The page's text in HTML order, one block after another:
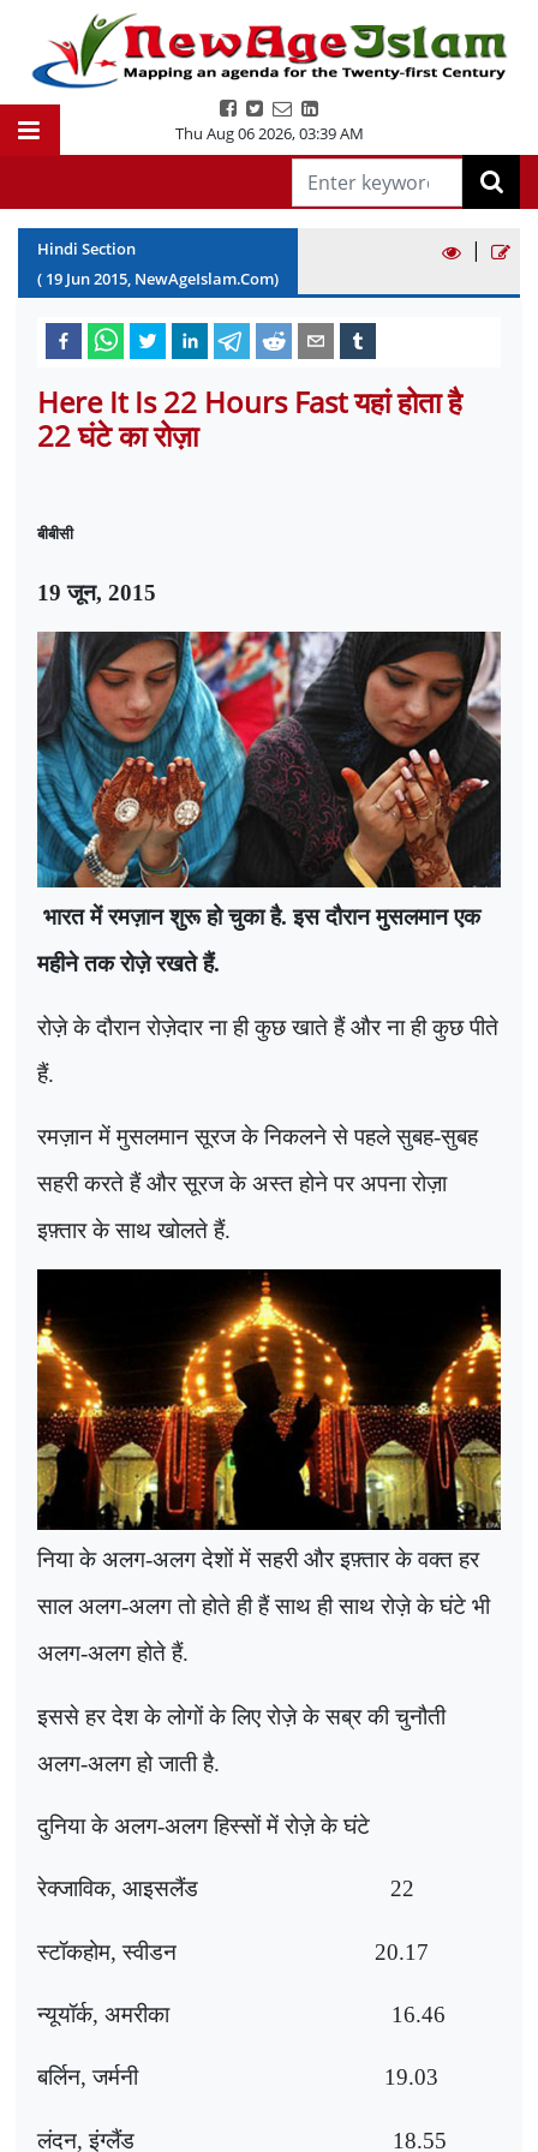
Thu Aug 06 2026,03:39 AM
Hindi Section
( 19 Jun2015, NewAgeIslam.Com)
|
Here It Is 22 Hours Fast यहां होता है
22 घंटे का रोज़ा
बीबीसी
19जून, 2015
भारत में रमज़ान शुरू हो चुका है. इस दौरान मुसलमान एक
महीने तक रोज़े रखते हैं.
रोज़े के दौरान रोज़ेदार ना ही कुछ खाते हैं और ना ही कुछ पीते
हैं.
रमज़ान में मुसलमान सूरज के निकलने से पहले सुबह-सुबह
सहरी करते हैं और सूरज के अस्त होने पर अपना रोज़ा
इफ़्तार के साथ खोलते हैं.
निया के अलग-अलग देशों में सहरी और इफ़्तार के वक्त हर
साल अलग-अलग तो होते ही हैं साथ ही साथ रोज़े के घंटे भी
अलग-अलग होते हैं.
इससे हर देश के लोगों के लिए रोज़े के सब्र की चुनौती
अलग-अलग हो जाती है.
दुनिया के अलग-अलग हिस्सों में रोज़े के घंटे
रेक्जाविक, आइसलैंड 22
स्टॉकहोम,स्वीडन 20.17
न्यूयॉर्क, अमरीका 16.46
बर्लिन,जर्मनी 19.03
लंदन,इंग्लैंड 18.55